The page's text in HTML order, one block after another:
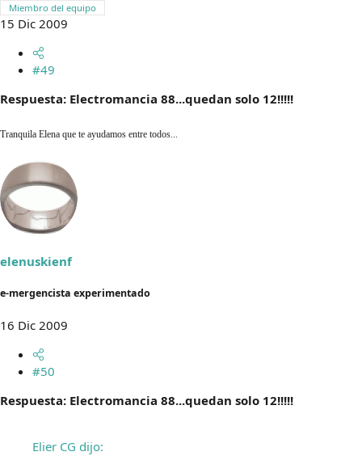
Miembro del equipo
15 Dic 2009
#49
Respuesta: Electromancia 88...quedan solo 12!!!!!
Tranquila Elena que te ayudamos entre todos...
elenuskienf
e-mergencista experimentado
16 Dic 2009
#50
Respuesta: Electromancia 88...quedan solo 12!!!!!
Elier CG dijo: